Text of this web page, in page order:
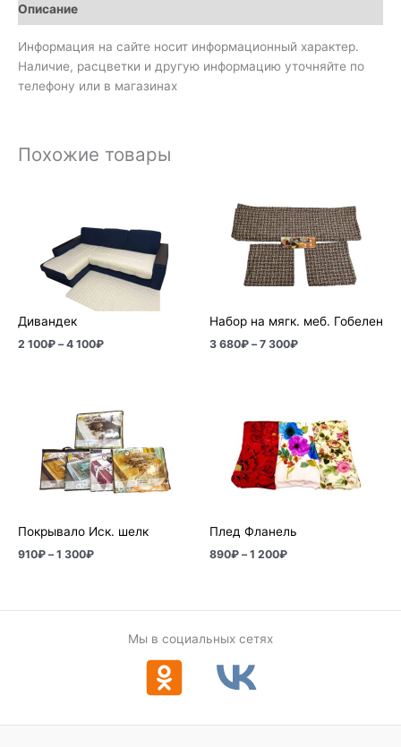
Описание
Информация на сайте носит информационный характер.
Наличие, расцветки и другую информацию уточняйте по
телефону или в магазинах
Похожие товары
Дивандек
2 100₽ – 4 100₽
100₽
4
100₽
Набор на мягк. меб. Гобелен
3 680₽ – 7 300₽
3
680₽
–
300₽
Покрывало Иск. шелк
910₽ – 1 300₽
цен:
910₽
–
1
300₽
Плед Фланель
890₽ – 1 200₽
890₽
–
1
200₽
Мы в социальных сетях